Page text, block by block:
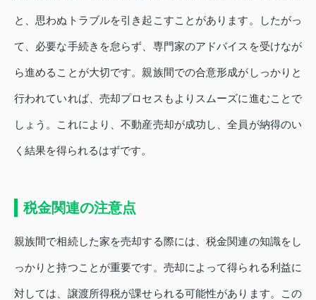
と、思わぬトラブルを引き起こすことがあります。したがっ
て、必要な手続きを怠らず、専門家のアドバイスを受けなが
ら進めることが大切です。親族間での合意形成がしっかりと
行われていれば、売却プロセスもよりスムーズに進むことで
しょう。これにより、不動産売却が成功し、全員が納得のい
く結果を得られるはずです。
税金関連の注意点
親族間で相続した家を売却する際には、税金関連の知識をし
っかりと持つことが重要です。売却によって得られる利益に
対しては、譲渡所得税が課せられる可能性があります。この